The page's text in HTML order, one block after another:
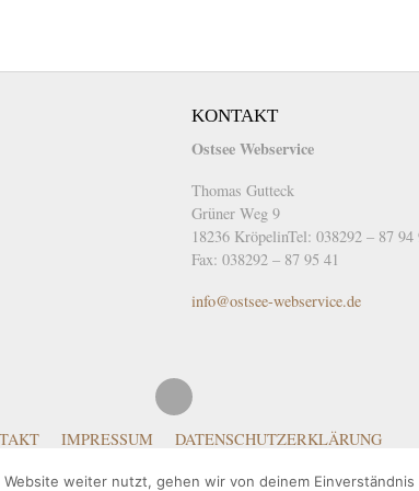
KONTAKT
Ostsee Webservice
Thomas Gutteck
Grüner Weg 9
18236 KröpelinTel: 038292 – 87 94
Fax: 038292 – 87 95 41
info@ostsee-webservice.de
IMPRESSUM DATENSCHUTZERKLÄRUNG
weiter nutzt, gehen wir von deinem Einverständnis